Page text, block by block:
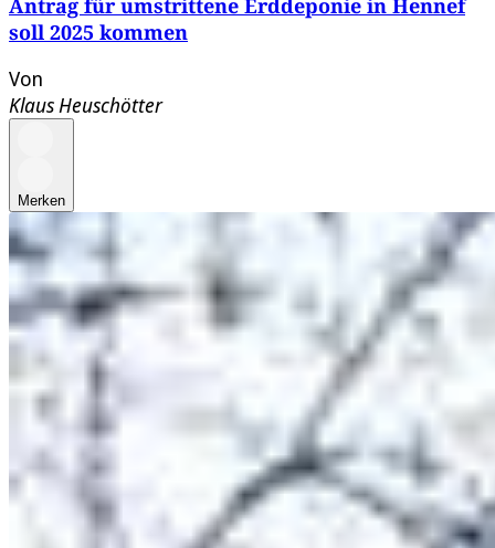
Antrag für umstrittene Erddeponie in Hennef
soll 2025 kommen
Von
Klaus Heuschötter
Merken